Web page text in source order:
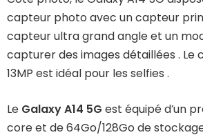
capteur photo avec un capteur
capteur ultra grand angle et un
capturer des images détaillées .
13MP est idéal pour les selfies .
Le Galaxy A14 5G est équipé d’un
core et de 64Go/128Go de